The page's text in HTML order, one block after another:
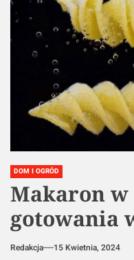
DOM I OGRÓD
Makaron w
gotowania
Redakcja 15 Kwietnia, 2024